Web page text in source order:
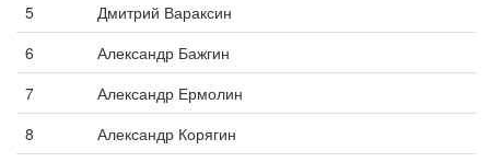
5
Дмитрий Вараксин
6
Александр Бажгин
7
Александр Ермолин
8
Александр Корягин